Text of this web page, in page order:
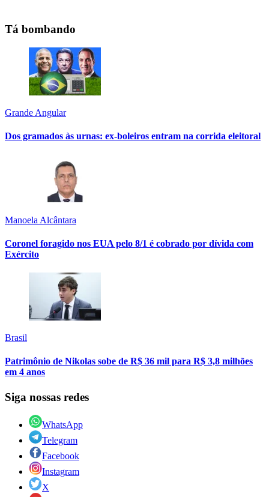
Tá bombando
Grande Angular
Dos gramados às urnas: ex-boleiros entram na corrida eleitoral
Manoela Alcântara
Coronel foragido nos EUA pelo 8/1 é cobrado por dívida com
Exército
Brasil
Patrimônio de Nikolas sobe de R$ 36 mil para R$ 3,8 milhões
em 4 anos
Siga nossas redes
WhatsApp
Telegram
Facebook
Instagram
X